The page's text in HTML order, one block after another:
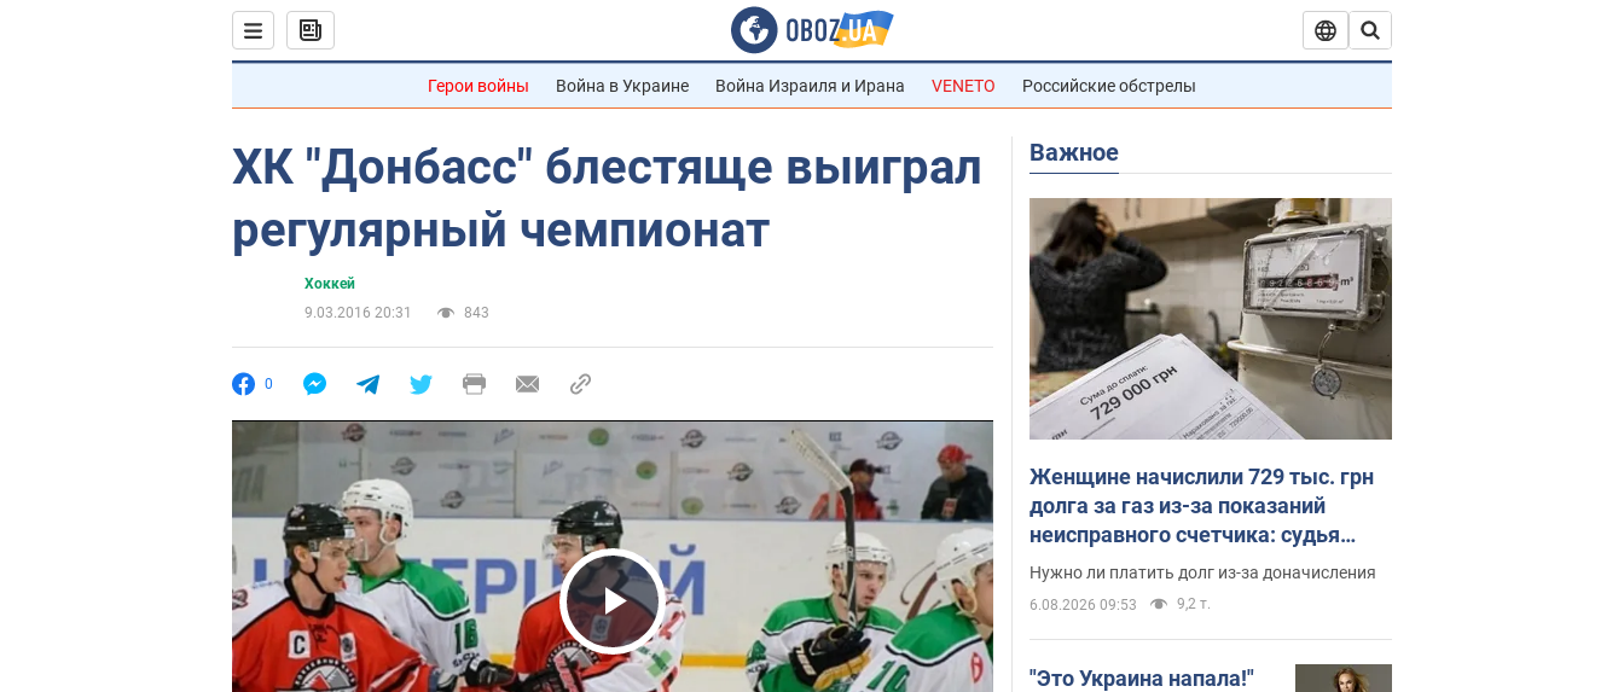
Герои войны Война в Украине Война Израиля и Ирана VENETO Российские обстрелы
ХК "Донбасс" блестяще выиграл
регулярный чемпионат
Хоккей
9.03.2016 20:31
843
0
Play Video
Важное
Женщине начислили 729 тыс. грн
долга за газ из-за показаний
неисправного счетчика: судья
вынес неожиданное решение
Нужно ли платить долг из-за доначисления
6.08.2026 09:53 9,2 т.
"Это Украина напала!"